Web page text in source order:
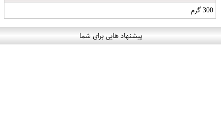
300 گرم
پیشنهاد هایی برای شما